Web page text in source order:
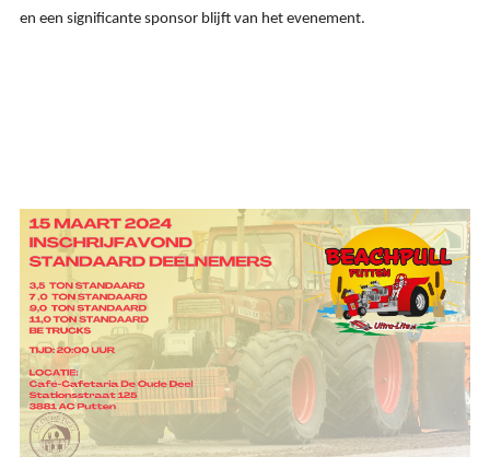
en een significante sponsor blijft van het evenement.